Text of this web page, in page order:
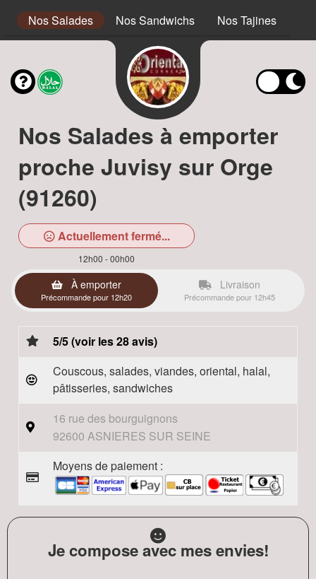
Nos Salades Nos Sandwichs Nos Tajines
Nos Salades à emporter
proche Juvisy sur Orge
(91260)
Actuellement fermé...
12h00 - 00h00
À emporter
Précommande pour 12h20
Livraison
Précommande pour 12h45
5/5 (voir les 28 avis)
Couscous, salades, viandes, oriental, halal,
pâtisseries, sandwiches
16 rue des bourguignons
92600 ASNIERES SUR SEINE
Moyens de paiement :
Je compose avec mes envies!